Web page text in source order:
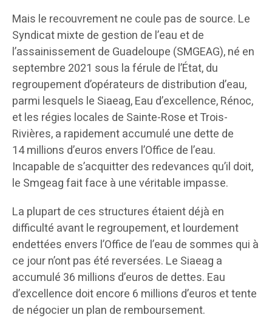
Mais le recouvrement ne coule pas de source. Le
Syndicat mixte de gestion de l’eau et de
l’assainissement de Guadeloupe (SMGEAG), né en
septembre 2021 sous la férule de l’État, du
regroupement d’opérateurs de distribution d’eau,
parmi lesquels le Siaeag, Eau d’excellence, Rénoc,
et les régies locales de Sainte-Rose et Trois-
Rivières, a rapidement accumulé une dette de
14 millions d’euros envers l’Office de l’eau.
Incapable de s’acquitter des redevances qu’il doit,
le Smgeag fait face à une véritable impasse.
La plupart de ces structures étaient déjà en
difficulté avant le regroupement, et lourdement
endettées envers l’Office de l’eau de sommes qui à
ce jour n’ont pas été reversées. Le Siaeag a
accumulé 36 millions d’euros de dettes. Eau
d’excellence doit encore 6 millions d’euros et tente
de négocier un plan de remboursement.